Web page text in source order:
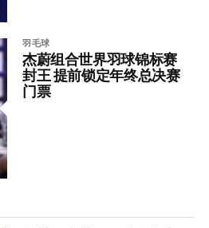
羽毛球
杰蔚组合世界羽球锦标赛
封王 提前锁定年终总决赛
门票